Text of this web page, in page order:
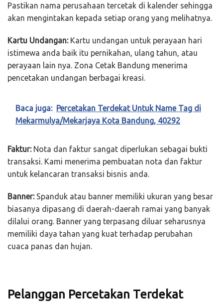
Pastikan nama perusahaan tercetak di kalender sehingga
akan mengintakan kepada setiap orang yang melihatnya.
Kartu Undangan:Kartu undangan untuk perayaan hari
istimewa anda baik itu pernikahan, ulang tahun, atau
perayaan lain nya. Zona Cetak Bandung menerima
pencetakan undangan berbagai kreasi.
Baca juga: Percetakan Terdekat Untuk Name Tag di
Mekarmulya/Mekarjaya Kota Bandung, 40292
Faktur:Nota dan faktur sangat diperlukan sebagai bukti
transaksi. Kami menerima pembuatan nota dan faktur
untuk kelancaran transaksi bisnis anda.
Banner:Spanduk atau banner memiliki ukuran yang besar
biasanya dipasang di daerah-daerah ramai yang banyak
dilalui orang. Banner yang terpasang diluar seharusnya
memiliki daya tahan yang kuat terhadap perubahan
cuaca panas dan hujan.
Pelanggan Percetakan Terdekat